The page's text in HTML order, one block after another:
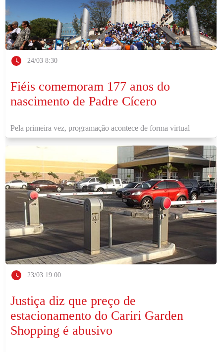
24/03 8:30
Fiéis comemoram 177 anos do
nascimento de Padre Cícero
Pela primeira vez, programação acontece de forma virtual
23/03 19:00
Justiça diz que preço de
estacionamento do Cariri Garden
Shopping é abusivo